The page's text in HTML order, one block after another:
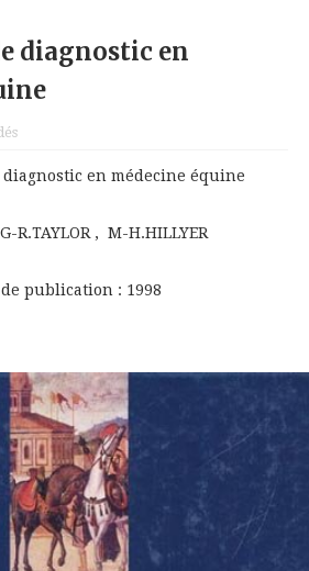
diagnostic en
en médecine équine
R.TAYLOR , M-H.HILLYER
de publication : 1998